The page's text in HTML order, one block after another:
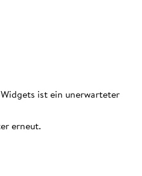
ist ein unerwarteter
erneut.